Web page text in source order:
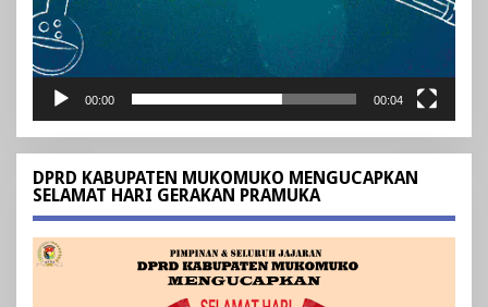
00:00 00:04
DPRD KABUPATEN MUKOMUKO MENGUCAPKAN
SELAMAT HARI GERAKAN PRAMUKA